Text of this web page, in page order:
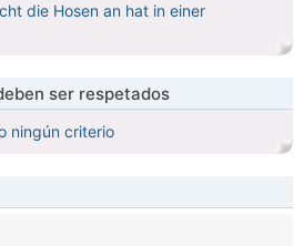
die Hosen an hat in einer
ser respetados
ningún criterio